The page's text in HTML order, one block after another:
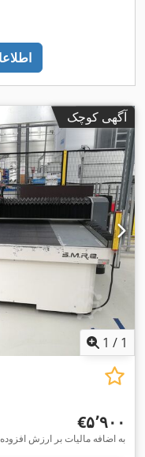
آگهی کوچک
1 / 1
‎€۵٬۹۰۰
VB به اضافه مالیات بر ارزش افزوده